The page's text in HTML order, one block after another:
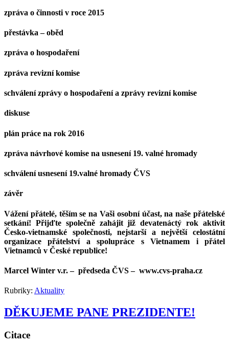
zpráva o činnosti v roce 2015
přestávka – oběd
zpráva o hospodaření
zpráva revizní komise
schválení zprávy o hospodaření a zprávy revizní komise
diskuse
plán práce na rok 2016
zpráva návrhové komise na usnesení 19. valné hromady
schválení usnesení 19.valné hromady ČVS
závěr
Vážení přátelé, těším se na Vaši osobní účast, na naše přátelské
setkání! Přijďte společně zahájit již devatenáctý rok aktivit
Česko-vietnamské společnosti, nejstarší a největší celostátní
organizace přátelství a spolupráce s Vietnamem i přátel
Vietnamců v České republice!
Marcel Winter v.r. – předseda ČVS – www.cvs-praha.cz
Rubriky: Aktuality
DĚKUJEME PANE PREZIDENTE!
Citace